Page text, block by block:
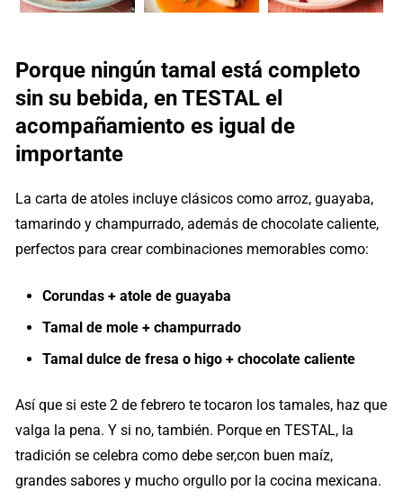
Porque ningún tamal está completo
sin su bebida, en TESTAL el
acompañamiento es igual de
importante
La carta de atoles incluye clásicos como arroz, guayaba,
tamarindo y champurrado, además de chocolate caliente,
perfectos para crear combinaciones memorables como:
Corundas + atole de guayaba
Tamal de mole + champurrado
Tamal dulce de fresa o higo + chocolate caliente
Así que si este 2 de febrero te tocaron los tamales, haz que
valga la pena. Y si no, también. Porque en TESTAL, la
tradición se celebra como debe ser,con buen maíz,
grandes sabores y mucho orgullo por la cocina mexicana.